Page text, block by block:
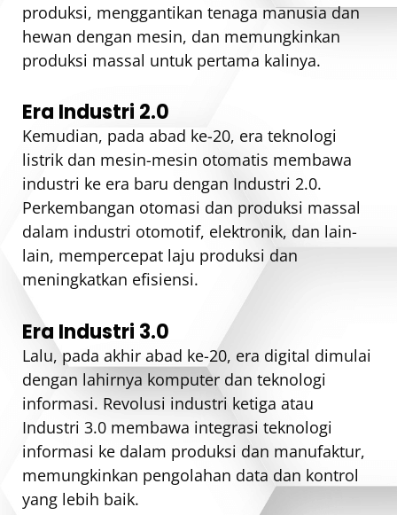
produksi, menggantikan tenaga manusia dan
hewan dengan mesin, dan memungkinkan
produksi massal untuk pertama kalinya.
Era Industri 2.0
Kemudian, pada abad ke-20, era teknologi
listrik dan mesin-mesin otomatis membawa
industri ke era baru dengan Industri 2.0.
Perkembangan otomasi dan produksi massal
dalam industri otomotif, elektronik, dan lain-
lain, mempercepat laju produksi dan
meningkatkan efisiensi.
Era Industri 3.0
Lalu, pada akhir abad ke-20, era digital dimulai
dengan lahirnya komputer dan teknologi
informasi. Revolusi industri ketiga atau
Industri 3.0 membawa integrasi teknologi
informasi ke dalam produksi dan manufaktur,
memungkinkan pengolahan data dan kontrol
yang lebih baik.